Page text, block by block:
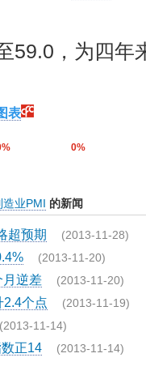
59.0，为四年
表
0%
造业PMI 的新闻
超预期 (2013-11-28)
(2013-11-20)
月逆差 (2013-11-20)
2.4个点 (2013-11-19)
(2013-11-14)
正14 (2013-11-14)